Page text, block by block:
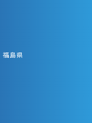
福島県